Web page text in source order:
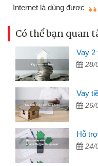
Có thể bạn quan
Vay 2
28/
Vay
26/
Hỗ
24/